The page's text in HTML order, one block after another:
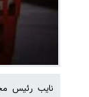
نایب رئیس